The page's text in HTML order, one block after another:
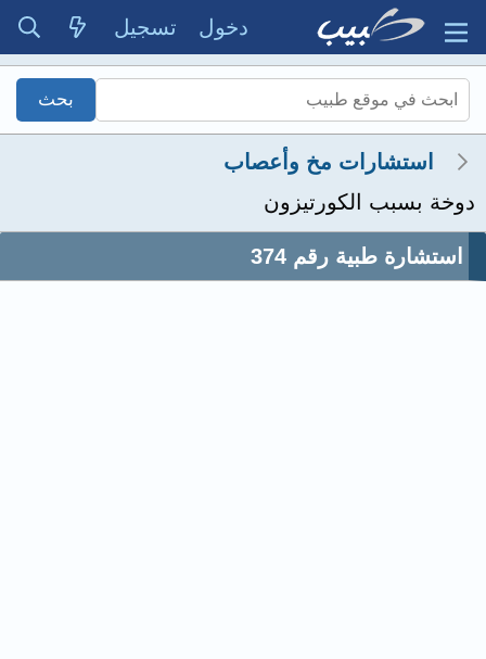
دخول تسجيل
استشارات مخ وأعصاب
دوخة بسبب الكورتيزون
استشارة طبية رقم 374